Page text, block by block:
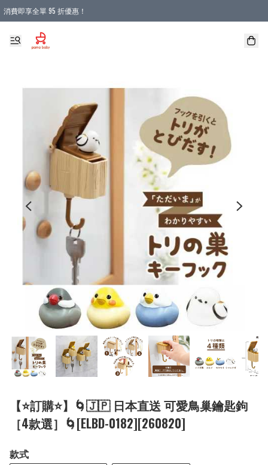
消費即享全單 95 折優惠！
購物滿 HKD 900.00即享免運費優惠！（適用於 本地送貨、本地取貨 )
【⭐訂購⭐】🌀🇯🇵 日本直送 可愛鳥巢鑰匙鉤
［4款選］🌀[ELBD-0182][260820]
款式